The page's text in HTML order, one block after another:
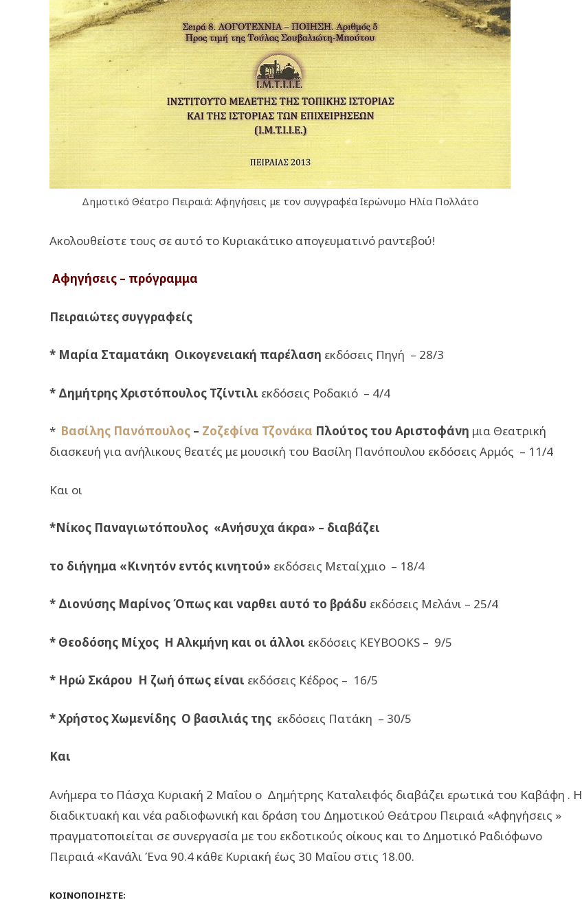
Δημοτικό Θέατρο Πειραιά: Αφηγήσεις με τον συγγραφέα Ιερώνυμο Ηλία Πολλάτο
Ακολουθείστε τους σε αυτό το Κυριακάτικο απογευματινό ραντεβού!
Αφηγήσεις – πρόγραμμα
Πειραιώτες συγγραφείς
* Μαρία Σταματάκη Οικογενειακή παρέλαση εκδόσεις Πηγή – 28/3
* Δημήτρης Χριστόπουλος Τζίντιλι εκδόσεις Ροδακιό – 4/4
* Βασίλης Πανόπουλος – Ζοζεφίνα Τζονάκα Πλούτος του Αριστοφάνη μια Θεατρική
διασκευή για ανήλικους θεατές με μουσική του Βασίλη Πανόπουλου εκδόσεις Αρμός – 11/4
Και οι
*Νίκος Παναγιωτόπουλος «Ανήσυχα άκρα» – διαβάζει
το διήγημα «Κινητόν εντός κινητού» εκδόσεις Μεταίχμιο – 18/4
* Διονύσης Μαρίνος Όπως και ναρθει αυτό το βράδυ εκδόσεις Μελάνι – 25/4
* Θεοδόσης Μίχος Η Αλκμήνη και οι άλλοι εκδόσεις KEYBOOKS – 9/5
* Ηρώ Σκάρου Η ζωή όπως είναι εκδόσεις Κέδρος – 16/5
* Χρήστος Χωμενίδης Ο βασιλιάς της εκδόσεις Πατάκη – 30/5
Και
Ανήμερα το Πάσχα Κυριακή 2 Μαΐου ο Δημήτρης Καταλειφός διαβάζει ερωτικά του Καβάφη . Η
διαδικτυακή και νέα ραδιοφωνική και δράση του Δημοτικού Θεάτρου Πειραιά «Αφηγήσεις »
πραγματοποιείται σε συνεργασία με του εκδοτικούς οίκους και το Δημοτικό Ραδιόφωνο
Πειραιά «Κανάλι Ένα 90.4 κάθε Κυριακή έως 30 Μαΐου στις 18.00.
ΚΟΙΝΟΠΟΙΉΣΤΕ: